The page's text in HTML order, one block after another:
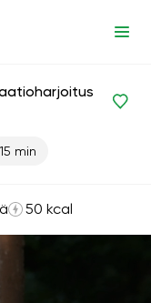
15 min
50 kcal